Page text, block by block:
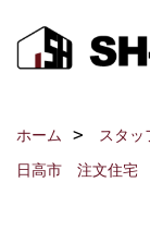
ホーム
スタッ
日高市 注文住宅